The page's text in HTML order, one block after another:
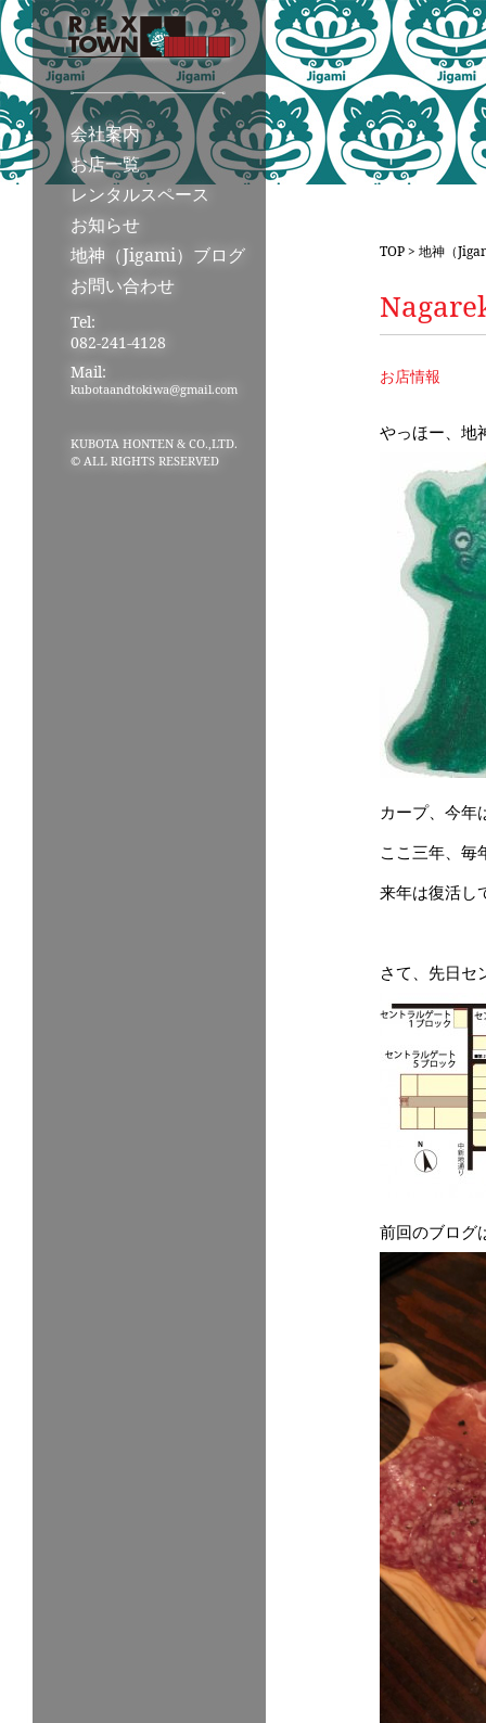
会社案内
お店一覧
レンタルスペース
お知らせ
地神（Jigami）ブログ
お問い合わせ
Tel:
082-241-4128
Mail:
kubotaandtokiwa@gmail.com
KUBOTA HONTEN & CO.,LTD.
© ALL RIGHTS RESERVED
TOP> 地神（
お店情報
やっほー、地
カープ、今年
ここ三年、毎
来年は復活し
さて、先日セ
前回のブログ